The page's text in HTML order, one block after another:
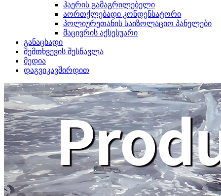
ჰაერის გამაგრილებელი
აორთქლებადი კონდენსატორი
პოლიურეთანის საიზოლაციო პანელები
მაცივრის აქსესუარი
განაცხადი
შემთხვევის შესწავლა
მედია
დაგვიკავშირდით